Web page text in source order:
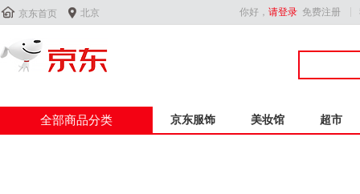
 京东首页  北京 你好， 请登录 免费注册
全部商品分类 京东服饰 美妆馆 超市